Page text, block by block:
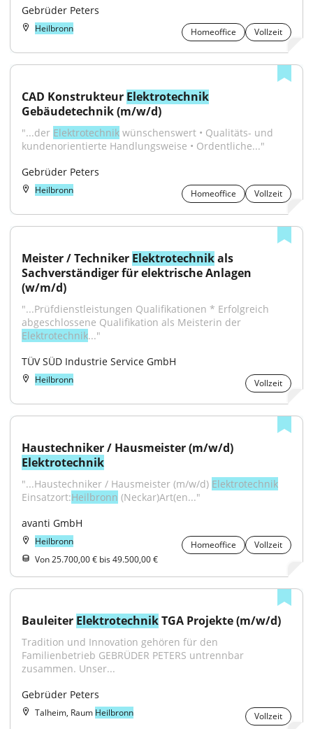
Gebrüder Peters
Heilbronn Homeoffice Vollzeit
CAD Konstrukteur Elektrotechnik
Gebäudetechnik (m/w/d)
"...der Elektrotechnik wünschenswert • Qualitäts- und
kundenorientierte Handlungsweise • Ordentliche..."
Gebrüder Peters
Heilbronn Homeoffice Vollzeit
Meister / Techniker Elektrotechnik als
Sachverständiger für elektrische Anlagen
(w/m/d)
"...Prüfdienstleistungen Qualifikationen * Erfolgreich
Elektrotechnik..."
TÜV SÜD Industrie Service GmbH
Heilbronn Vollzeit
Elektrotechnik
"...Haustechniker / Hausmeister (m/w/d) Elektrotechnik
Einsatzort:Heilbronn (Neckar)Art(en..."
avanti GmbH
Heilbronn Homeoffice
Vollzeit
Von 25.700,00 € bis 49.500,00 €
Bauleiter Elektrotechnik TGA Projekte (m/w/d)
Tradition und Innovation gehören für den
Familienbetrieb GEBRÜDER PETERS untrennbar
zusammen. Unser...
Gebrüder Peters
Talheim, Raum Heilbronn Vollzeit